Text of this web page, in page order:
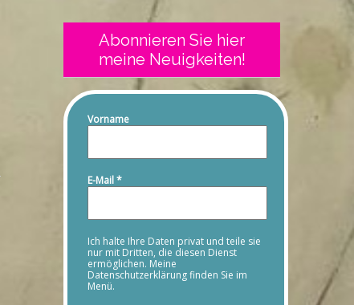
Abonnieren Sie hier
meine Neuigkeiten!
Vorname
E-Mail*
Ich halte Ihre Daten privat und teile sie
nur mit Dritten, die diesen Dienst
ermöglichen. Meine
Datenschutzerklärung finden Sie im
Menü.